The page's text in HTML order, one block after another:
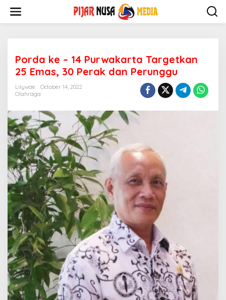
content
Porda ke – 14 Purwakarta Targetkan
25 Emas, 30 Perak dan Perunggu
Lilywae
October 14, 2022
Olahraga